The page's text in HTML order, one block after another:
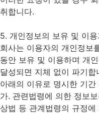
취합니다.
5. 개인정보의 보유 및 이
회사는 이용자의 개인정보
동안 보유 및 이용하며 개
달성되면 지체 없이 파기
아래의 이유로 명시한 기간
가. 관련법령에 의한 정보
상법 등 관계법령의 규정